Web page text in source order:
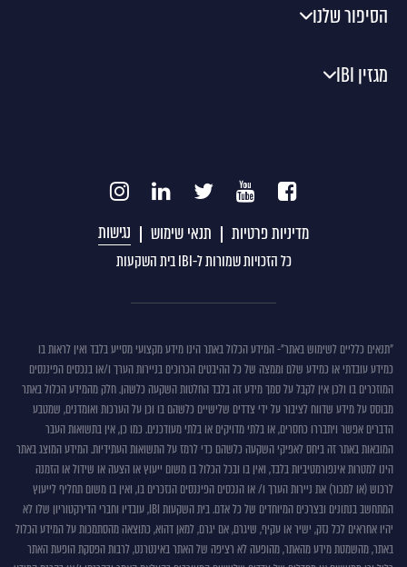
הסיפור שלנו
מגזין IBI
מדיניות פרטיות תנאי שימוש נגישות
כל הזכויות שמורות ל-IBI בית השקעות
תנאים
כללים
לשימוש
באתר
"תנאים כלליים לשימוש באתר"- המידע הכלול באתר הינו מידע מקצועי מסייע בלבד ואין לראות בו
כמידע עובדתי או כמידע שלם וממצה של כל ההיבטים הכרוכים בניירות הערך ו/או בנכסים הפיננסים
המוזכרים בו ולכן אין לקבל על סמך מידע זה בלבד החלטות השקעה כלשהן. חלק מהמידע הכלול באתר
מבוסס על מידע שדווח לציבור על ידי צדדים שלישיים כלשהם בו וכן על הערכות ואומדנים, שמטבע
הדברים אפשר ויתבררו כחסרים, או בלתי מדויקים או בלתי מעודכנים. כמו כן, אין בתשואות העבר
המובאות באתר זה ביחס לאפיקי השקעה כלשהם כדי לרמז על התשואות העתידיות. המידע המוצג באתר
הינו למטרות אינפורמטיביות בלבד, ואין בו ובכל הכלול בו משום ייעוץ או הצעה או שידול או הזמנה
לרכוש (או למכור) את ניירות הערך ו/ או הנכסים הפיננסים הנזכרים בו, ואין בו משום תחליף לייעוץ
המתחשב בנתונים ובצרכים המיוחדים של כל אדם. בית השקעות IBI, עובדיו וחברי הדירקטוריון שלו לא
יהיו אחראים לכל נזק, ישיר או עקיף, שיגרם, אם יגרם, למאן דהוא, כתוצאה מהסתמכות על המידע הכלול
באתר, מהשמטת מידע מהאתר, מהופעה לא רציפה של האתר באינטרנט, לרבות הפסקת הופעת האתר